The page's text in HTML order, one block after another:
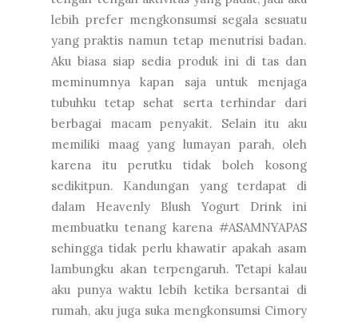
lebih prefer mengkonsumsi segala sesuatu
yang praktis namun tetap menutrisi badan.
Aku biasa siap sedia produk ini di tas dan
meminumnya kapan saja untuk menjaga
tubuhku tetap sehat serta terhindar dari
berbagai macam penyakit. Selain itu aku
memiliki maag yang lumayan parah, oleh
karena itu perutku tidak boleh kosong
sedikitpun. Kandungan yang terdapat di
dalam Heavenly Blush Yogurt Drink ini
membuatku tenang karena #ASAMNYAPAS
sehingga tidak perlu khawatir apakah asam
lambungku akan terpengaruh. Tetapi kalau
aku punya waktu lebih ketika bersantai di
rumah, aku juga suka mengkonsumsi Cimory